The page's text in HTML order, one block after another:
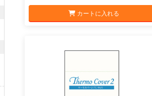
カートに入れる